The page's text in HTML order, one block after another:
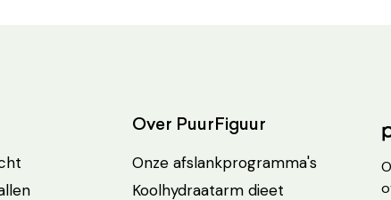
Over PuurFiguur
Onze afslankprogramma's
Koolhydraatarm dieet